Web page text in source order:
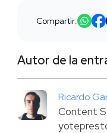
Compartir:
Autor de la
Ricardo
Content